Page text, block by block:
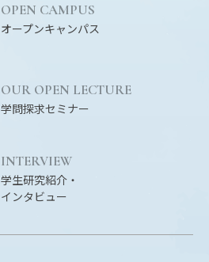
OPEN CAMPUS
オープンキャンパス
OUR OPEN LECTURE
学問探求セミナー
INTERVIEW
学生研究紹介・
インタビュー